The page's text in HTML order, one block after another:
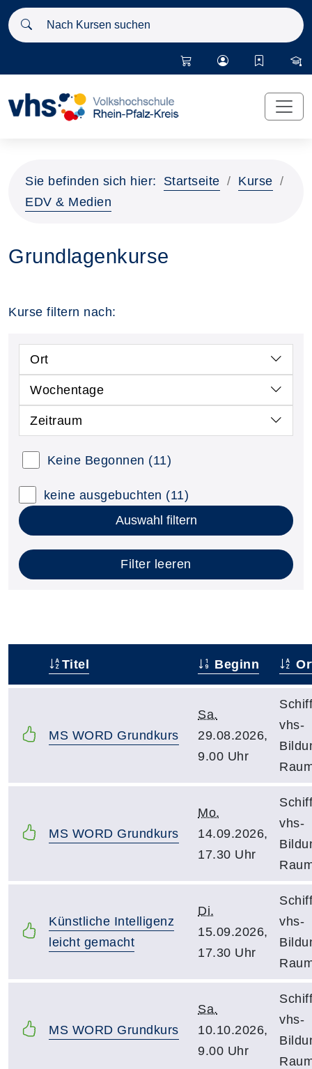
Nach Kursen suchen
Sie befinden sich hier: Startseite
Kurse
EDV & Medien
Grundlagenkurse
Kurse filtern nach:
Ort
Wochentage
Zeitraum
Keine Begonnen (11)
keine ausgebuchten (11)
Auswahl filtern
Filter leeren
Titel Beginn
MS WORD Grundkurs
Sa.
29.08.2026,
9.00 Uhr
vhs-
MS WORD Grundkurs
Mo.
14.09.2026,
17.30 Uhr
vhs-
Künstliche Intelligenz
leicht gemacht
Di.
15.09.2026,
17.30 Uhr
vhs-
MS WORD Grundkurs
Sa.
10.10.2026,
9.00 Uhr
vhs-